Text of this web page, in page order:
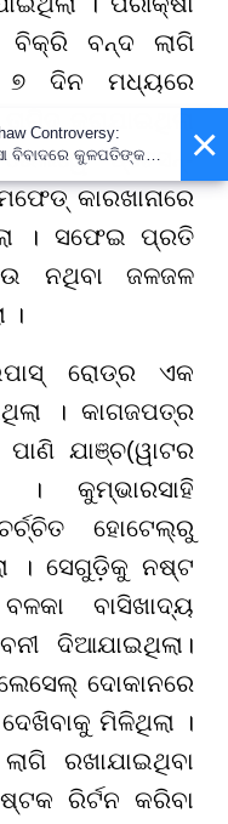
ବିକ୍ରି ବନ୍ଦ ଲାଗି
୭ ଦିନ ମଧ୍ୟରେ
କରାଯାଇଥିଲା
ଷ୍ଟେସନ୍-
କାରଖାନାରେ
। ସଫେଇ ପ୍ରତି
ନଥିବା ଜଳଜଳ
।
ରୋଡ୍ର ଏକ
। କାଗଜପତ୍ର
ଯାଞ୍ଚ(ୱାଟର
। କୁମ୍ଭାରସାହି
ହୋଟେଲ୍ରୁ
। ସେଗୁଡ଼ିକୁ ନଷ୍ଟ
ବାସିଖାଦ୍ୟ
ଦିଆଯାଇଥିଲା।
ଦୋକାନରେ
ମିଳିଥିଲା ।
ରଖାଯାଇଥିବା
ରିର୍ଟନ କରିବା
×
Controversy:
ବିବାଦରେ କୁଳପତିଙ୍କ